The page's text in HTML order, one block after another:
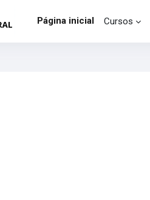
Página inicial
Cursos